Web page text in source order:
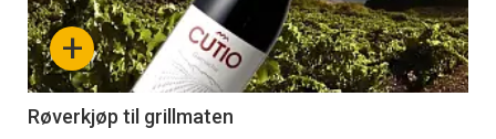
nå
-
6
+
Røverkjøp til grillmaten